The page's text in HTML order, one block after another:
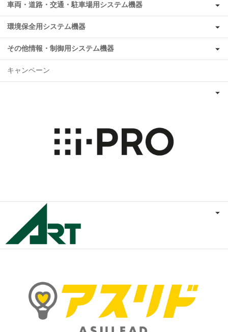
車両・道路・交通・駐車場用システム機器
環境保全用システム機器
その他情報・制御用システム機器
キャンペーン